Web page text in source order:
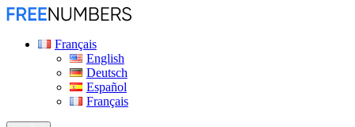
Français
English
Deutsch
Español
Français